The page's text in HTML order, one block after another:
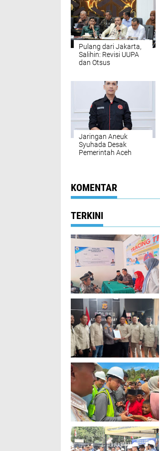
Pulang dari Jakarta,
Salihin: Revisi UUPA
dan Otsus
Jaringan Aneuk
Syuhada Desak
Pemerintah Aceh
KOMENTAR
TERKINI